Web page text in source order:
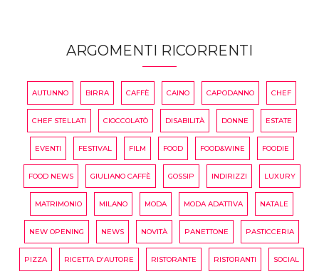
ARGOMENTI RICORRENTI
AUTUNNO BIRRA CAFFÈ CAINO CAPODANNO CHEF
CHEF STELLATI CIOCCOLATÒ DISABILITÀ DONNE ESTATE
EVENTI FESTIVAL FILM FOOD FOOD&WINE FOODIE
FOOD NEWS GIULIANO CAFFÈ GOSSIP INDIRIZZI LUXURY
MATRIMONIO MILANO MODA MODA ADATTIVA NATALE
NEW OPENING NEWS NOVITÀ PANETTONE PASTICCERIA
PIZZA RICETTA D'AUTORE RISTORANTE RISTORANTI SOCIAL